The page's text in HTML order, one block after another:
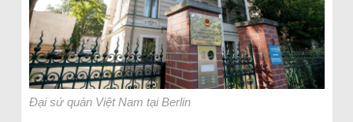
Đại sứ quán Việt Nam tại Berlin